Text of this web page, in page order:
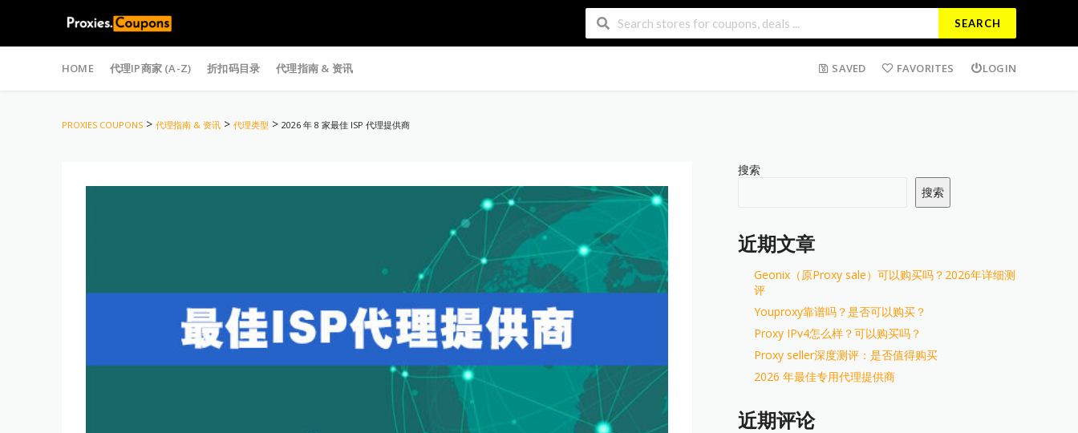
SEARCH
to
HOME 代理IP商家 (A-Z) 折扣码目录 代理指南 & 资讯 SAVED FAVORITES LOGIN
PROXIES COUPONS > 代理指南 & 资讯 > 代理类型 > 2026 年 8 家最佳 ISP 代理提供商
搜索
搜索
近期文章
Geonix（原Proxy sale）可以购买吗？2026年详细测
评
Youproxy靠谱吗？是否可以购买？
Proxy IPv4怎么样？可以购买吗？
Proxy seller深度测评：是否值得购买
2026 年最佳专用代理提供商
近期评论